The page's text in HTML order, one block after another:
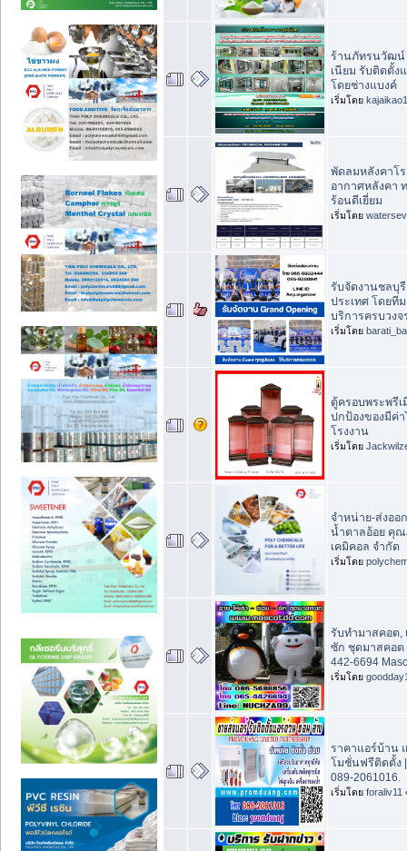
ร้านภัทรนวัฒน์
เนียม รับติดตั้ง
โดยช่างแบงค์
เริ่มโดย kajaikao1
พัดลมหลังคาโ
อากาศหลังคา
ร้อนดีเยี่ยม
เริ่มโดย
รับจัดงานชลบุ
ประเทศ โดยที
บริการครบวงจ
เริ่มโดย
ตู้ครอบพระพรี
ปกป้องของมีค่
โรงงาน
เริ่มโดย
จำหน่าย-ส่งออ
น้ำตาลอ้อย คุณ
เคมิคอล จำกัด
เริ่มโดย
รับทำมาสคอต,
ซัก ชุดมาสคอต
442-6694
เริ่มโดย
ราคาแอร์บ้าน
โมชั่นฟรีติดตั้ง
089-2061016.
เริ่มโดย foraliv11